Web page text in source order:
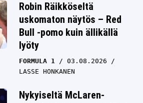
Robin Räikköseltä
uskomaton näytös – Red
Bull -pomo kuin ällikällä
lyöty
FORMULA 1
03.08.2026
LASSE HONKANEN
Nykyiseltä McLaren-